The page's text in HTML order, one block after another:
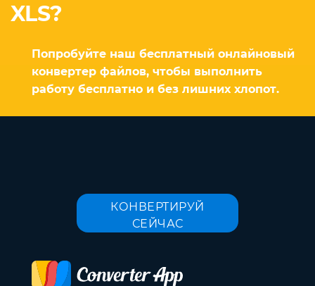
XLS?
Попробуйте наш бесплатный онлайновый
конвертер файлов, чтобы выполнить
работу бесплатно и без лишних хлопот.
КОНВЕРТИРУЙ
СЕЙЧАС